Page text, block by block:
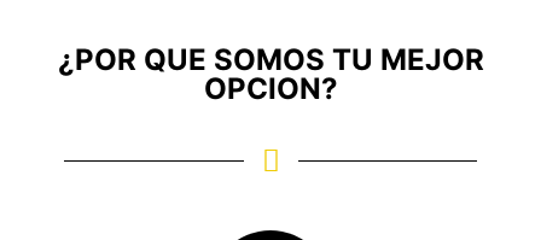
¿POR QUE SOMOS TU MEJOR
OPCION?